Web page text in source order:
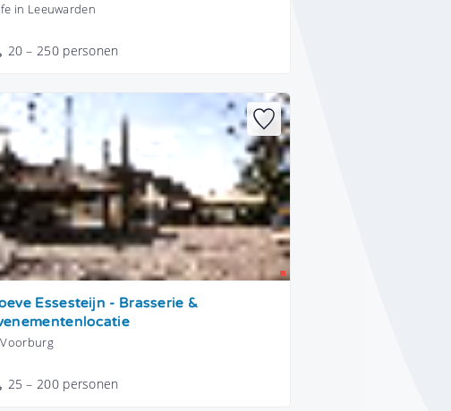
in Leeuwarden
20 – 250 personen
Essesteijn - Brasserie &
25 – 200 personen